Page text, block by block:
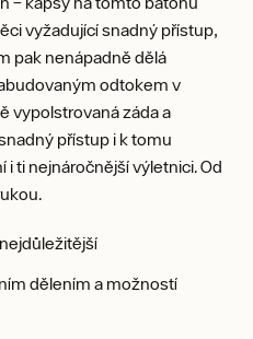
vyžadující snadný přístup,
pak nenápadně dělá
odtokem v
vypolstrovaná záda a
přístup i k tomu
ti nejnáročnější výletnici. Od
dělením a možností